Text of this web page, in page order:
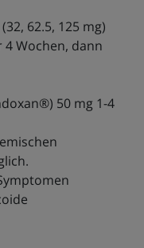
62.5, 125 mg)
4 Wochen, dann
50 mg 1-4